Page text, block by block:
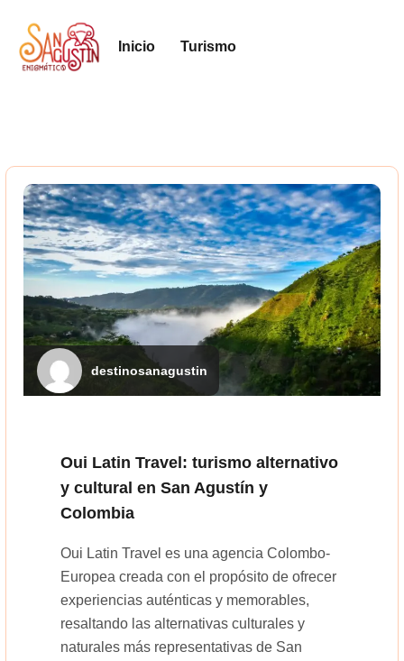
Inicio Turismo
destinosanagustin
Oui Latin Travel: turismo alternativo
y cultural en San Agustín y
Colombia
Oui Latin Travel es una agencia Colombo-
Europea creada con el propósito de ofrecer
experiencias auténticas y memorables,
resaltando las alternativas culturales y
naturales más representativas de San